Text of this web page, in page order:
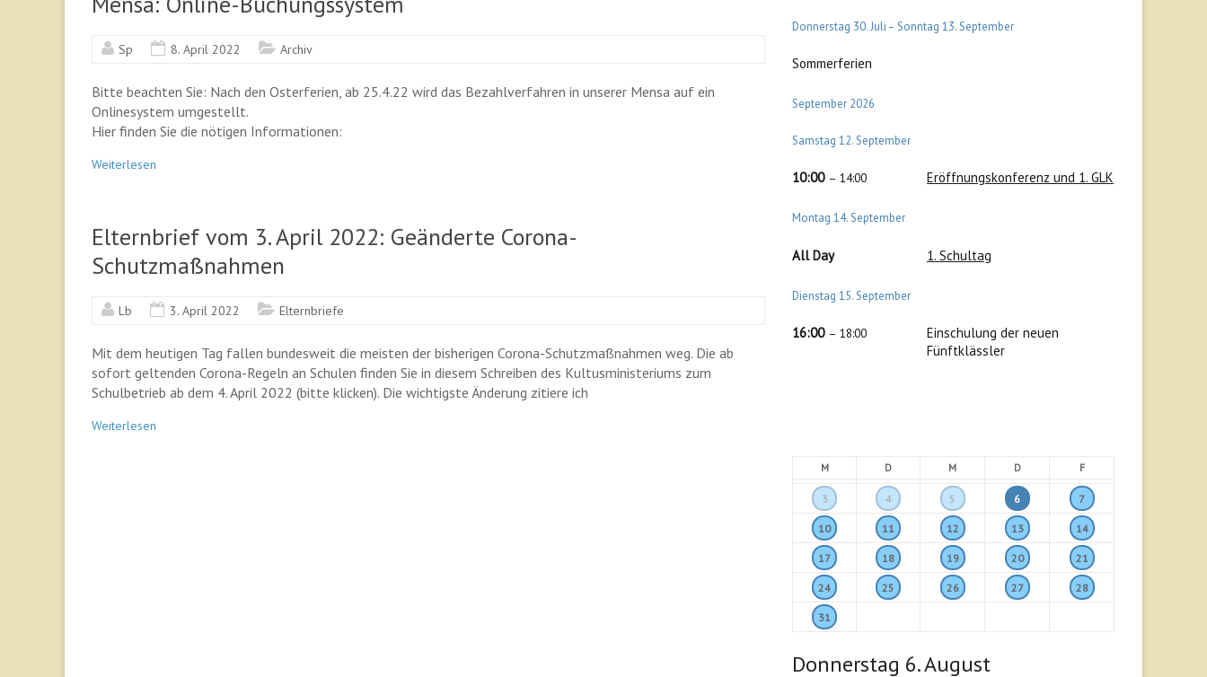
Sp 8. April 2022 Archiv
Bitte beachten Sie: Nach den Osterferien, ab 25.4.22 wird das Bezahlverfahren in unserer Mensa auf ein
Onlinesystem umgestellt.
Hier finden Sie die nötigen Informationen:
Weiterlesen
Elternbrief vom 3. April 2022: Geänderte Corona-
Schutzmaßnahmen
Lb 3. April 2022 Elternbriefe
Mit dem heutigen Tag fallen bundesweit die meisten der bisherigen Corona-Schutzmaßnahmen weg. Die ab
sofort geltenden Corona-Regeln an Schulen finden Sie in diesem Schreiben des Kultusministeriums zum
Schulbetrieb ab dem 4. April 2022 (bitte klicken). Die wichtigste Änderung zitiere ich
Weiterlesen
Donnerstag 30.Juli –Sonntag 13.September
Sommerferien
September 2026
Samstag 12.September
10:00 – 14:00 Eröffnungskonferenz und 1. GLK
Montag 14.September
All Day 1. Schultag
Dienstag 15.September
16:00 – 18:00
Einschulung der neuen
Fünftklässler
M D M D F
3 4 5 6 7
10 11 12 13 14
17 18 19 20 21
24 25 26 27 28
31
Donnerstag 6.August